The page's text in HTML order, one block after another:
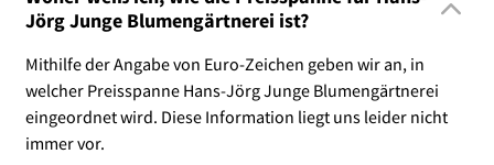
Jörg Junge Blumengärtnerei ist?
Mithilfe der Angabe von Euro-Zeichen geben wir an, in
welcher Preisspanne Hans-Jörg Junge Blumengärtnerei
eingeordnet wird. Diese Information liegt uns leider nicht
immer vor.